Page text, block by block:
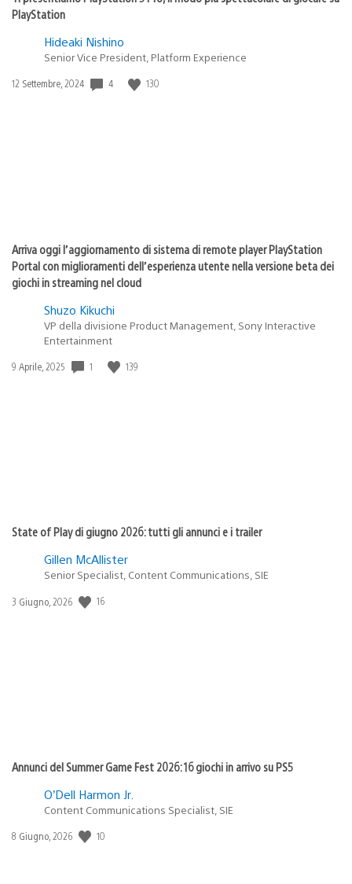
PlayStation
Hideaki Nishino
Senior Vice President, Platform Experience
Data
12 Settembre, 2024 4 130
Arriva oggi l’aggiornamento di sistema di remote player PlayStation
Portal con miglioramenti dell’esperienza utente nella versione beta dei
giochi in streaming nel cloud
Shuzo Kikuchi
VP della divisione Product Management, Sony Interactive
Entertainment
Data
9 Aprile, 2025 1 139
State of Play di giugno 2026: tutti gli annunci e i trailer
Gillen McAllister
Senior Specialist, Content Communications, SIE
Data
3 Giugno, 2026 16
Annunci del Summer Game Fest 2026: 16 giochi in arrivo su PS5
O’Dell Harmon Jr.
Content Communications Specialist, SIE
Data
8 Giugno, 2026 10